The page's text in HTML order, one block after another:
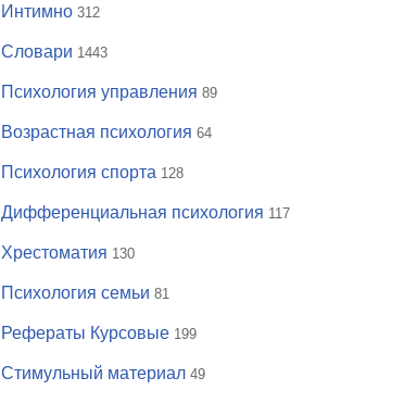
Интимно 312
Словари 1443
Психология управления 89
Возрастная психология 64
Психология спорта 128
Дифференциальная психология 117
Хрестоматия 130
Психология семьи 81
Рефераты Курсовые 199
Стимульный материал 49